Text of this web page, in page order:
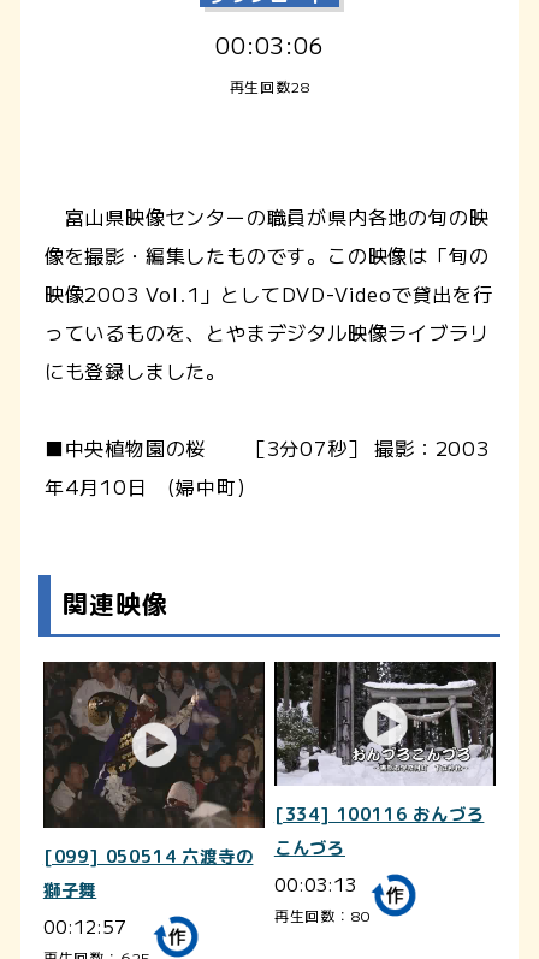
00:03:06
再生回数28
富山県映像センターの職員が県内各地の旬の映
像を撮影・編集したものです。この映像は「旬の
映像2003 Vol.1」としてDVD-Videoで貸出を行
っているものを、とやまデジタル映像ライブラリ
にも登録しました。
■中央植物園の桜 ［3分07秒］ 撮影：2003
年4月10日 (婦中町)
関連映像
[099] 050514 六渡寺の
獅子舞
00:12:57
[334] 100116 おんづろ
こんづろ
00:03:13
再生回数：80